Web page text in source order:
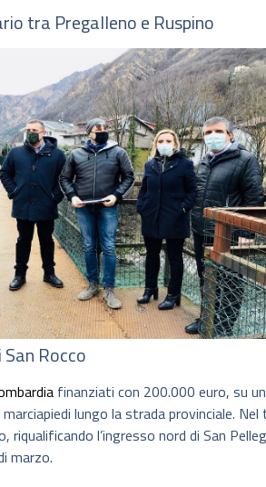
tra Pregalleno e Ruspino
Rocco
finanziati con 200.000 euro, su
lungo la strada provinciale.
riqualificando l’ingresso nord di San
marzo.